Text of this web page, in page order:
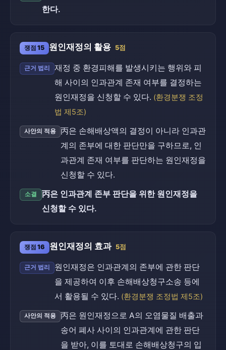
한다.
쟁점 15 원인재정의 활용 5점
근거 법리
재정 중 환경피해를 발생시키는 행위와 피
해 사이의 인과관계 존재 여부를 결정하는
원인재정을 신청할 수 있다. (환경분쟁 조정
법 제5조)
사안의 적용
丙은 손해배상액의 결정이 아니라 인과관
계의 존부에 대한 판단만을 구하므로, 인
과관계 존재 여부를 판단하는 원인재정을
신청할 수 있다.
소결
丙은 인과관계 존부 판단을 위한 원인재정을
신청할 수 있다.
쟁점 16 원인재정의 효과 5점
근거 법리
원인재정은 인과관계의 존부에 관한 판단
을 제공하여 이후 손해배상청구소송 등에
서 활용될 수 있다. (환경분쟁 조정법 제5조)
사안의 적용
丙은 원인재정으로 A의 오염물질 배출과
송어 폐사 사이의 인과관계에 관한 판단
을 받아, 이를 토대로 손해배상청구의 입